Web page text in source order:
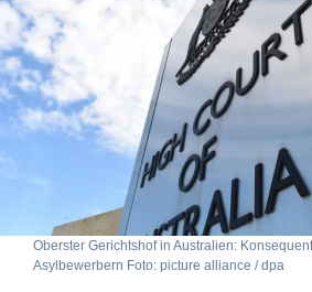
Oberster Gerichtshof in Australien:
Asylbewerbern Foto: picture alliance / dpa